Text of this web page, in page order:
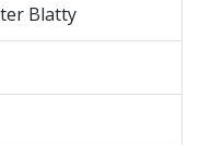
Blatty